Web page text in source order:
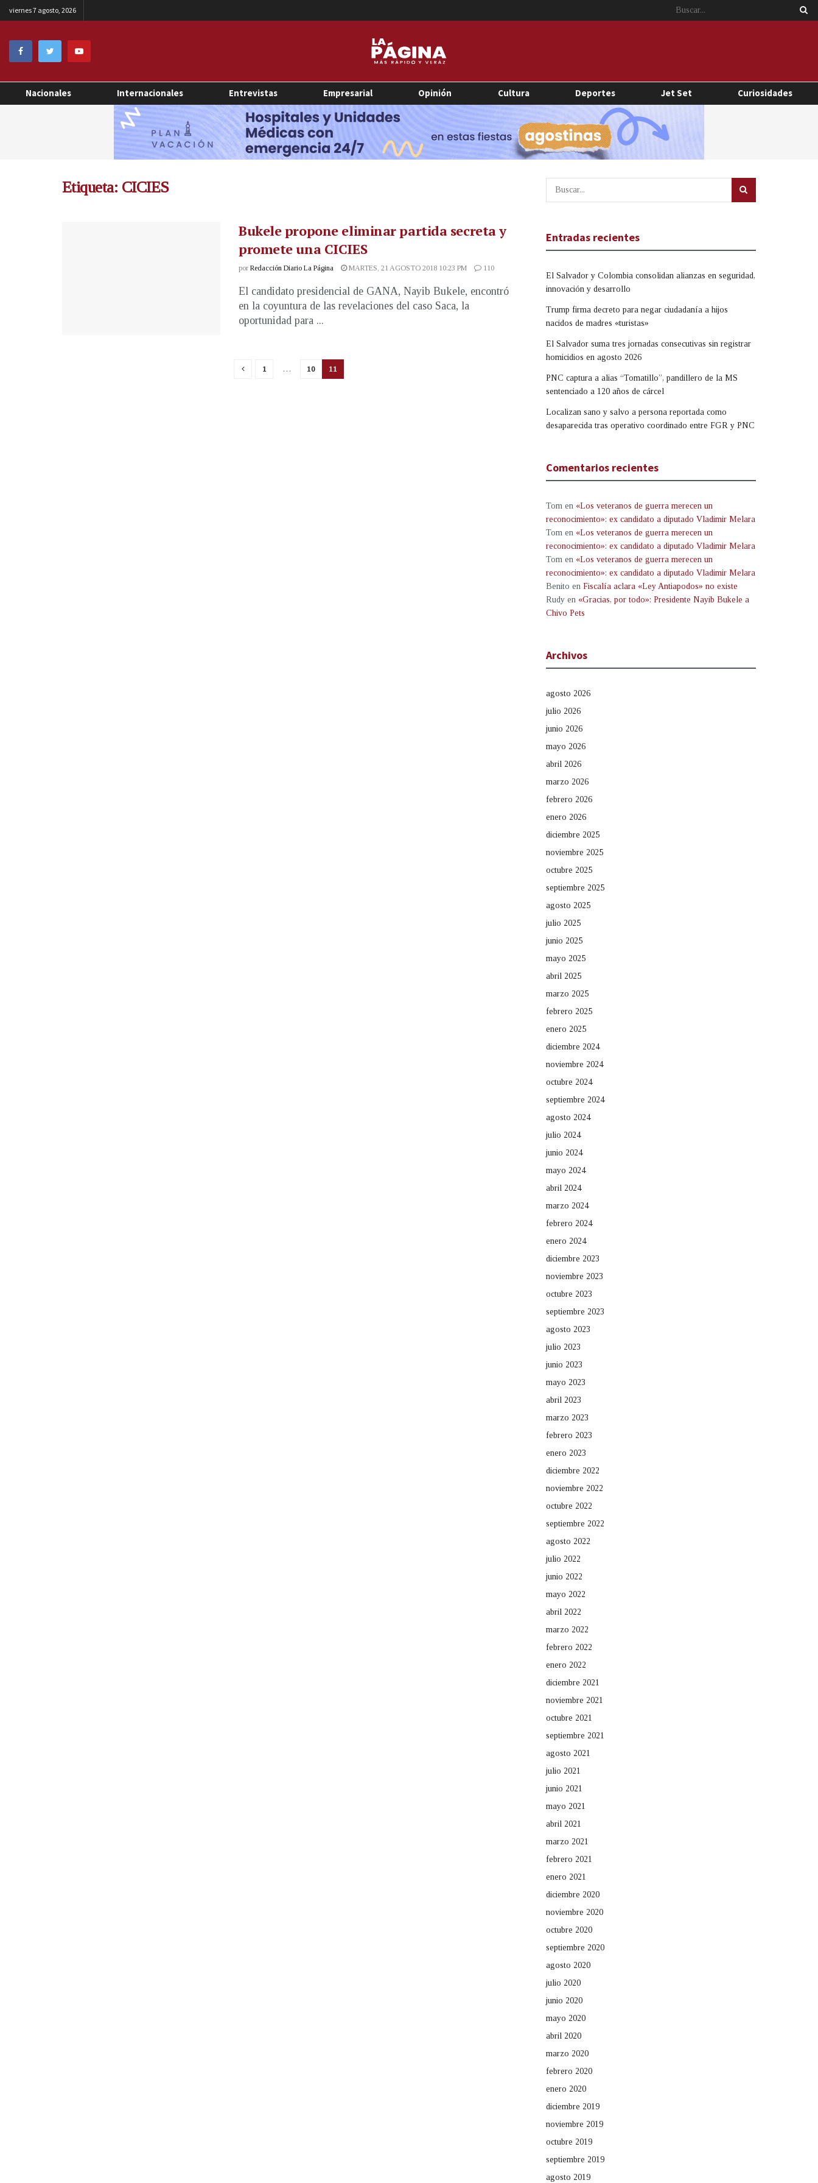
viernes 7 agosto, 2026
Nacionales Internacionales Entrevistas Empresarial Opinión Cultura Deportes Jet Set Curiosidades
Etiqueta: CICIES
Bukele propone eliminar partida secreta y
promete una CICIES
por Redacción Diario La Página MARTES, 21 AGOSTO 2018 10:23 PM 110
El candidato presidencial de GANA, Nayib Bukele, encontró
en la coyuntura de las revelaciones del caso Saca, la
oportunidad para ...
1 … 10 11
Entradas recientes
El Salvador y Colombia consolidan alianzas en seguridad,
innovación y desarrollo
Trump firma decreto para negar ciudadanía a hijos
nacidos de madres «turistas»
El Salvador suma tres jornadas consecutivas sin registrar
homicidios en agosto 2026
PNC captura a alias “Tomatillo”, pandillero de la MS
sentenciado a 120 años de cárcel
Localizan sano y salvo a persona reportada como
desaparecida tras operativo coordinado entre FGR y PNC
Comentarios recientes
Tom en «Los veteranos de guerra merecen un
reconocimiento»: ex candidato a diputado Vladimir Melara
Tom en «Los veteranos de guerra merecen un
reconocimiento»: ex candidato a diputado Vladimir Melara
Tom en «Los veteranos de guerra merecen un
reconocimiento»: ex candidato a diputado Vladimir Melara
Benito en Fiscalía aclara «Ley Antiapodos» no existe
Rudy en «Gracias, por todo»: Presidente Nayib Bukele a
Chivo Pets
Archivos
agosto 2026
julio 2026
junio 2026
mayo 2026
abril 2026
marzo 2026
febrero 2026
enero 2026
diciembre 2025
noviembre 2025
octubre 2025
septiembre 2025
agosto 2025
julio 2025
junio 2025
mayo 2025
abril 2025
marzo 2025
febrero 2025
enero 2025
diciembre 2024
noviembre 2024
octubre 2024
septiembre 2024
agosto 2024
julio 2024
junio 2024
mayo 2024
abril 2024
marzo 2024
febrero 2024
enero 2024
diciembre 2023
noviembre 2023
octubre 2023
septiembre 2023
agosto 2023
julio 2023
junio 2023
mayo 2023
abril 2023
marzo 2023
febrero 2023
enero 2023
diciembre 2022
noviembre 2022
octubre 2022
septiembre 2022
agosto 2022
julio 2022
junio 2022
mayo 2022
abril 2022
marzo 2022
febrero 2022
enero 2022
diciembre 2021
noviembre 2021
octubre 2021
septiembre 2021
agosto 2021
julio 2021
junio 2021
mayo 2021
abril 2021
marzo 2021
febrero 2021
enero 2021
diciembre 2020
noviembre 2020
octubre 2020
septiembre 2020
agosto 2020
julio 2020
junio 2020
mayo 2020
abril 2020
marzo 2020
febrero 2020
enero 2020
diciembre 2019
noviembre 2019
octubre 2019
septiembre 2019
agosto 2019